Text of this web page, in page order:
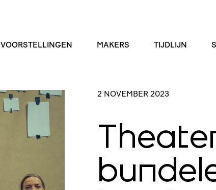
VOORSTELLINGEN MAKERS TIJDLIJN
2 NOVEMBER 2023